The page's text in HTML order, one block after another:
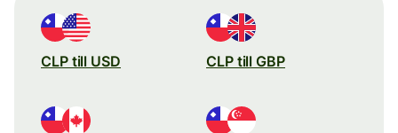
CLP till USD CLP till GBP